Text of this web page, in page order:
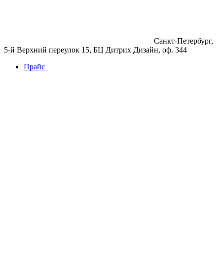
Санкт-Петербург,
5-й Верхний переулок 15, БЦ Дитрих Дизайн, оф. 344
Прайс